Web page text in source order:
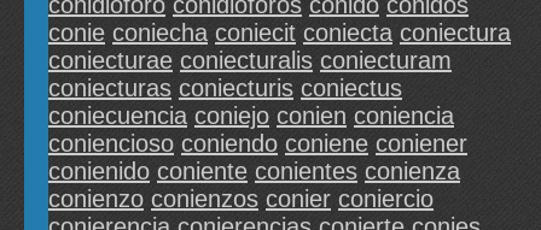
conie coniecha coniecit coniecta coniectura
coniecturae coniecturalis coniecturam
coniecturas coniecturis coniectus
coniecuencia coniejo conien coniencia
coniencioso coniendo coniene coniener
conienido coniente conientes conienza
conienzo conienzos conier coniercio